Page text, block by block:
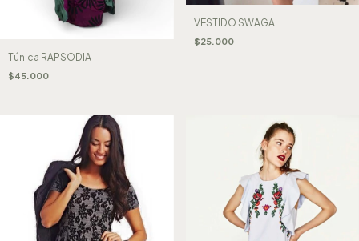
Túnica RAPSODIA
$45.000
VESTIDO SWAGA
$25.000